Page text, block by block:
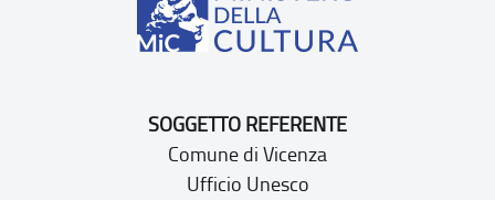
SOGGETTO REFERENTE
Comune di Vicenza
Ufficio Unesco